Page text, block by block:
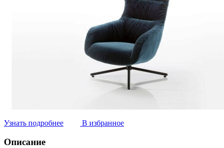
Узнать подробнее В избранное
Описание